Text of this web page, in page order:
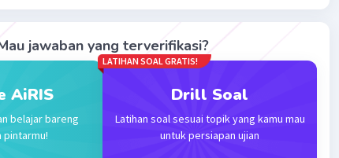
jawaban yang terverifikasi?
AiRIS
belajar bareng
pintarmu!
LATIHAN SOAL GRATIS!
Drill Soal
Latihan soal sesuai topik yang kamu mau
untuk persiapan ujian